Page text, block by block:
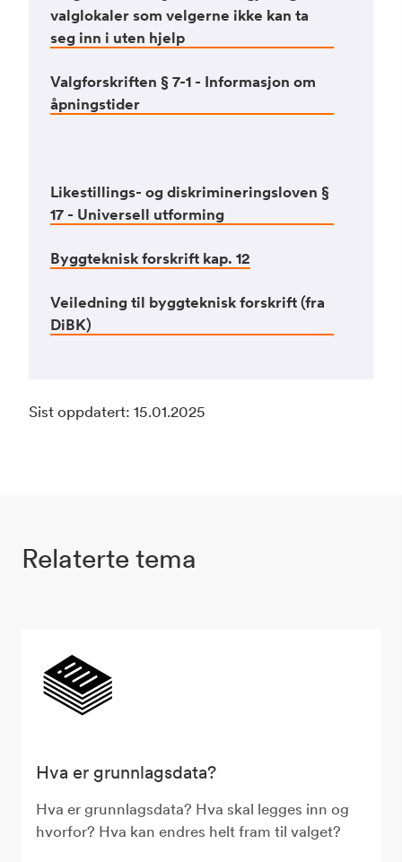
valglokaler som velgerne ikke kan ta
seg inn i uten hjelp
Valgforskriften § 7-1 - Informasjon om
åpningstider
Likestillings- og diskrimineringsloven §
17 - Universell utforming
Byggteknisk forskrift kap. 12
Veiledning til byggteknisk forskrift (fra
DiBK)
Sist oppdatert: 15.01.2025
Relaterte tema
Hva er grunnlagsdata?
Hva er grunnlagsdata? Hva skal legges inn og
hvorfor? Hva kan endres helt fram til valget?